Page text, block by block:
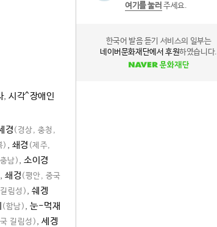
, 시각^장애인
경 (경상, 충청,
) , 쇄경 (제주,
남) , 소이경
, 쇄겅 (평안, 중국
림성) , 쉐겡
(함남) , 눈-먹재
길림성) , 세겡
여기를 눌러 주세요.
한국어 발음 듣기 서비스의 일부는
네이버문화재단에서 후원하였습니다.